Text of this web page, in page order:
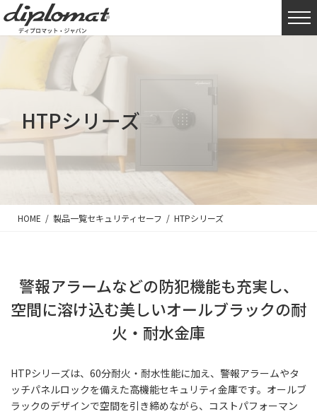
HTPシリーズ
HOME 製品一覧セキュリティセーフ HTPシリーズ
警報アラームなどの防犯機能も充実し、
空間に溶け込む美しいオールブラックの耐
火・耐水金庫
HTPシリーズは、60分耐火・耐水性能に加え、警報アラームやタ
ッチパネルロックを備えた高機能セキュリティ金庫です。オールブ
ラックのデザインで空間を引き締めながら、コストパフォーマン